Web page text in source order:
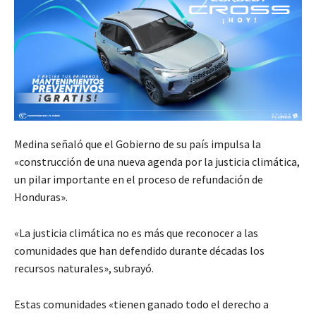
Medina señaló que el Gobierno de su país impulsa la
«construcción de una nueva agenda por la justicia climática,
un pilar importante en el proceso de refundación de
Honduras».
«La justicia climática no es más que reconocer a las
comunidades que han defendido durante décadas los
recursos naturales», subrayó.
Estas comunidades «tienen ganado todo el derecho a